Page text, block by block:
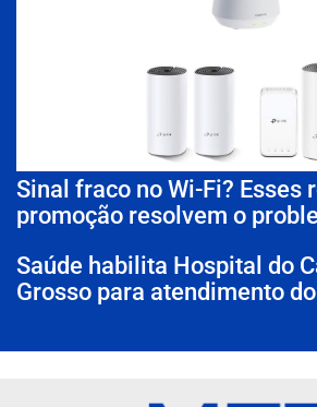
Sinal fraco no Wi-Fi? Esses
promoção resolvem o
Saúde habilita Hospital do
Grosso para atendimento do